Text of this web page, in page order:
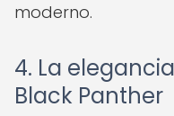
moderno.
4. La
Black Panther